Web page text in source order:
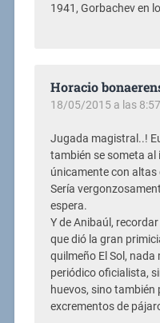
1941, Gorbachev en
Horacio
18/05/2015 a las
Jugada magistral..!
también se someta al
únicamente con
Sería
espera.
Y de Anibaúl,
que dió la gran
quilmeño El Sol,
periódico oficialista,
huevos, sino también
excrementos de